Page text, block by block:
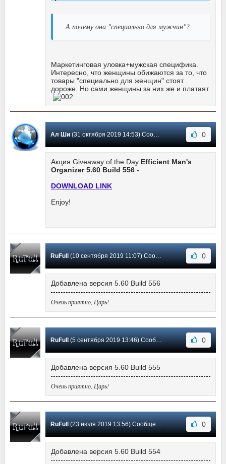
А почему она "специально для мужчин"?
Маркетинговая уловка+мужская специфика.
Интересно, что женщины обижаются за то, что
товары "специально для женщин" стоят
дороже. Но сами женщины за них же и платаят
Ал Ши(31 октября 2019 14:53) Сообщение #40 0
Акция Giveaway of the Day Efficient Man's
Organizer 5.60 Build 556 -
DOWNLOAD LINK
Enjoy!
RuFull (10 сентября 2019 11:07) Сообщение #39 0
Добавлена версия 5.60 Build 556
Очень приятно, Царь!
RuFull (5 сентября 2019 13:46) Сообщение #38 0
Добавлена версия 5.60 Build 555
Очень приятно, Царь!
RuFull (23 июля 2019 13:56) Сообщение #37 0
Добавлена версия 5.60 Build 554